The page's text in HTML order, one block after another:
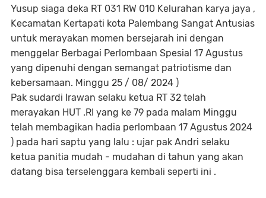
Yusup siaga deka RT 031 RW 010 Kelurahan karya jaya ,
Kecamatan Kertapati kota Palembang Sangat Antusias
untuk merayakan momen bersejarah ini dengan
menggelar Berbagai Perlombaan Spesial 17 Agustus
yang dipenuhi dengan semangat patriotisme dan
kebersamaan. Minggu 25 / 08/ 2024 )
Pak sudardi Irawan selaku ketua RT 32 telah
merayakan HUT .RI yang ke 79 pada malam Minggu
telah membagikan hadia perlombaan 17 Agustus 2024
) pada hari saptu yang lalu : ujar pak Andri selaku
ketua panitia mudah - mudahan di tahun yang akan
datang bisa terselenggara kembali seperti ini .